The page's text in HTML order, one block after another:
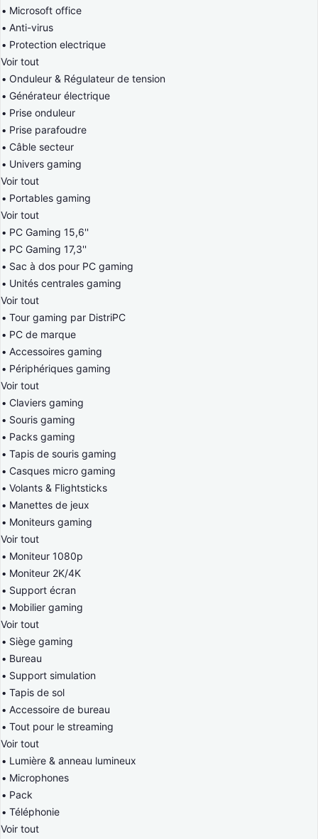
Microsoft office
Anti-virus
Protection electrique
Voir tout
Onduleur & Régulateur de tension
Générateur électrique
Prise onduleur
Prise parafoudre
Câble secteur
Univers gaming
Voir tout
Portables gaming
Voir tout
PC Gaming 15,6''
PC Gaming 17,3''
Sac à dos pour PC gaming
Unités centrales gaming
Voir tout
Tour gaming par DistriPC
PC de marque
Accessoires gaming
Périphériques gaming
Voir tout
Claviers gaming
Souris gaming
Packs gaming
Tapis de souris gaming
Casques micro gaming
Volants & Flightsticks
Manettes de jeux
Moniteurs gaming
Voir tout
Moniteur 1080p
Moniteur 2K/4K
Support écran
Mobilier gaming
Voir tout
Siège gaming
Bureau
Support simulation
Tapis de sol
Accessoire de bureau
Tout pour le streaming
Voir tout
Lumière & anneau lumineux
Microphones
Pack
Téléphonie
Voir tout